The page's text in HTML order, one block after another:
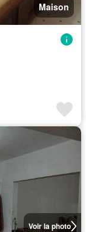
Maison
Voir la photo